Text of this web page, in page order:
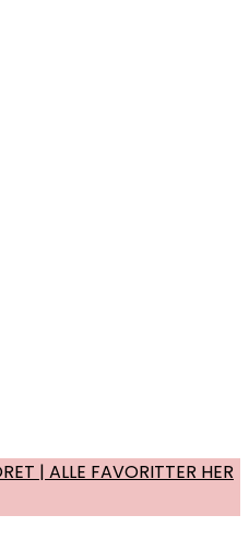
| ALLE FAVORITTER HER